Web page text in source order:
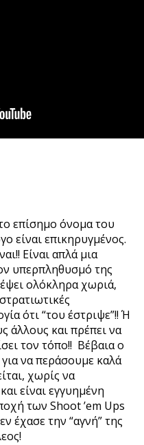
επίσημο όνομα του
είναι επικηρυγμένος.
Είναι απλά μια
υπερπληθυσμό της
ολόκληρα χωριά,
ότι “του έστριψε”!! Ή
άλλους και πρέπει να
τον τόπο!! Βέβαια ο
για να περάσουμε καλά
χωρίς να
είναι εγγυημένη
των Shoot ’em Ups
έχασε την “αγνή” της